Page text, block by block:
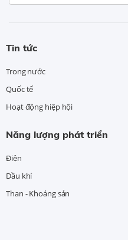
Tin tức
Trong nước
Quốc tế
Hoạt động hiệp hội
Năng lượng phát triển
Điện
Dầu khí
Than - Khoáng sản